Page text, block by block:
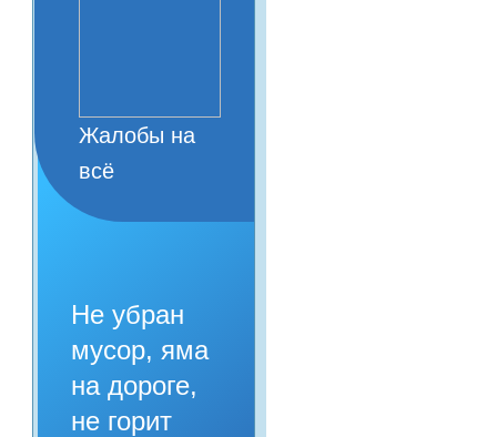
Жалобы на
всё
Не убран
мусор, яма
на дороге,
не горит